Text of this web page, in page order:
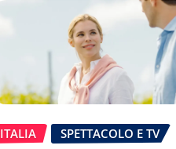
ITALIA SPETTACOLO E TV